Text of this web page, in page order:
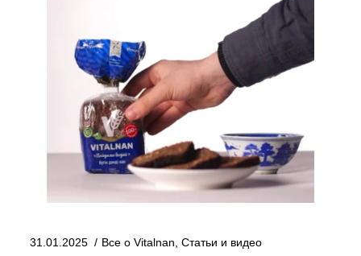
31.01.2025 Все о Vitalnan, Статьи и видео